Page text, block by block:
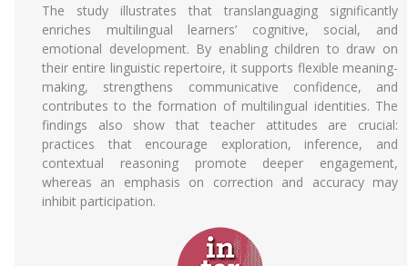
The study illustrates that translanguaging significantly
enriches multilingual learners’ cognitive, social, and
emotional development. By enabling children to draw on
their entire linguistic repertoire, it supports flexible meaning-
making, strengthens communicative confidence, and
contributes to the formation of multilingual identities. The
findings also show that teacher attitudes are crucial:
practices that encourage exploration, inference, and
contextual reasoning promote deeper engagement,
whereas an emphasis on correction and accuracy may
inhibit participation.